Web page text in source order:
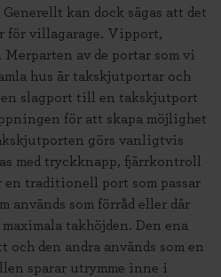
kan dock sägas att det
för villagarage. Vipport,
av de portar som vi
hus är takskjutportar och
slagport till en takskjutport
för att skapa möjlighet
görs vanligtvis
med tryckknapp, fjärrkontroll
en traditionell port som passar
används som förråd eller där
takhöjden. Den ena
och den andra används som en
sparar utrymme inne i